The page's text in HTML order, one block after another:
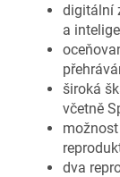
digitální
a
široká
včetně
dva